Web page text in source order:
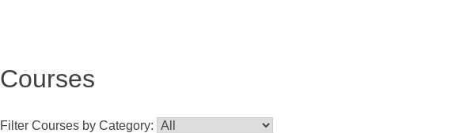
Courses
Filter Courses by Category: